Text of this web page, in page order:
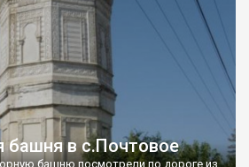
башня в с.Почтовое
башню посмотрели по дороге из